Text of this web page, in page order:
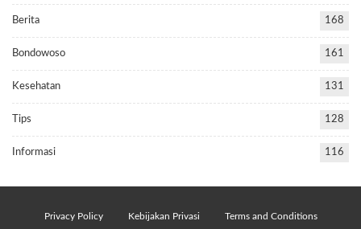
Berita 168
Bondowoso 161
Kesehatan 131
Tips 128
Informasi 116
Privacy Policy Kebijakan Privasi Terms and Conditions